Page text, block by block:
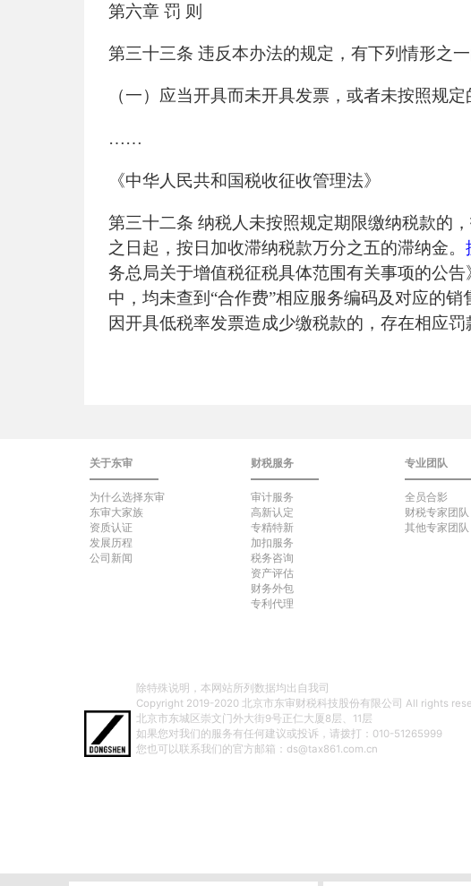
第六章 罚 则
第三十三条 违反本办法的规定，有下列情形之
（一）应当开具而未开具发票，或者未按照规
……
《中华人民共和国税收征收管理法》
第三十二条 纳税人未按照规定期限缴纳税款的
之日起，按日加收滞纳税款万分之五的滞纳金。
务总局关于增值税征税具体范围有关事项的公告
中，均未查到“合作费”相应服务编码及对应的
因开具低税率发票造成少缴税款的，存在相应罚
关于东审
为什么选择东审
东审大家族
资质认证
发展历程
公司新闻
财税服务
审计服务
高新认定
专精特新
加扣服务
税务咨询
资产评估
财务外包
专利代理
专业团队
全员合影
财税专家团队
其他专家团队
除特殊说明，本网站所列数据均出自我司
Copyright 2019-2020 北京市东审财税科技股份有限公司 All rights
北京市东城区崇文门外大街9号正仁大厦8层、11层
如果您对我们的服务有任何建议或投诉，请拨打：010-51265999
您也可以联系我们的官方邮箱：ds@tax861.com.cn